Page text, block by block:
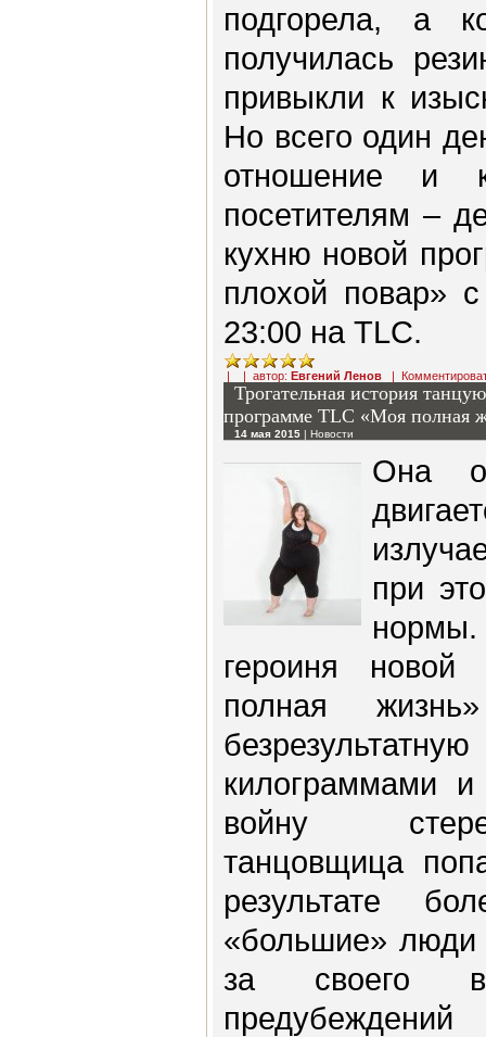
подгорела, а
получилась
привыкли к
Но всего один
отношение и
посетителям –
кухню новой
плохой повар»
23:00 на TLC.
| | автор: Евгений Ленов |
Трогательная история
программе TLC «Моя полная
14 мая 2015 | Новости
Она
при
героиня
полная
килограммами
войну
танцовщица
результате
«большие» люди
за своего